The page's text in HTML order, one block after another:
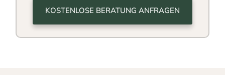
KOSTENLOSE BERATUNG ANFRAGEN